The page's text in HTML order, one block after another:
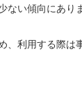
ない傾向にあり
、利用する際は